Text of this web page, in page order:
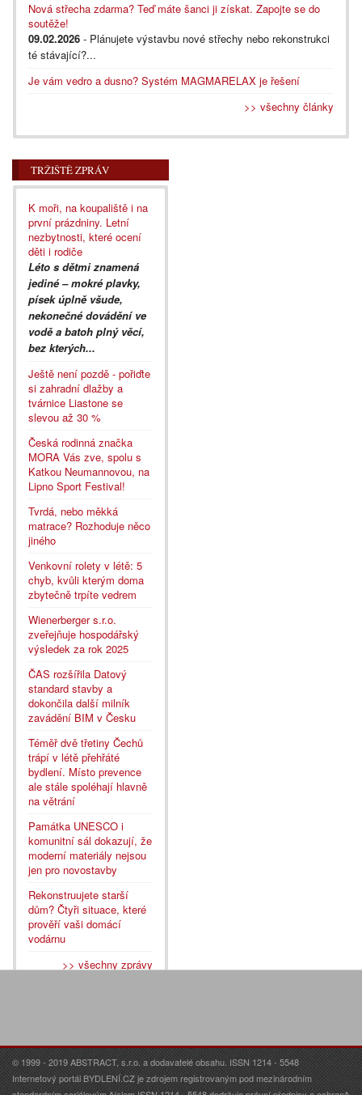
Nová střecha zdarma? Teď máte šanci ji získat. Zapojte se do
soutěže!
09.02.2026 - Plánujete výstavbu nové střechy nebo rekonstrukci
té stávající?...
Je vám vedro a dusno? Systém MAGMARELAX je řešení
>> všechny články
TRŽIŠTĚ ZPRÁV
K moři, na koupaliště i na
první prázdniny. Letní
nezbytnosti, které ocení
děti i rodiče
Léto s dětmi znamená
jediné – mokré plavky,
písek úplně všude,
nekonečné dovádění ve
vodě a batoh plný věcí,
bez kterých...
Ještě není pozdě - pořiďte
si zahradní dlažby a
tvárnice Liastone se
slevou až 30 %
Česká rodinná značka
MORA Vás zve, spolu s
Katkou Neumannovou, na
Lipno Sport Festival!
Tvrdá, nebo měkká
matrace? Rozhoduje něco
jiného
Venkovní rolety v létě: 5
chyb, kvůli kterým doma
zbytečně trpíte vedrem
Wienerberger s.r.o.
zveřejňuje hospodářský
výsledek za rok 2025
ČAS rozšířila Datový
standard stavby a
dokončila další milník
zavádění BIM v Česku
Téměř dvě třetiny Čechů
trápí v létě přehřáté
bydlení. Místo prevence
ale stále spoléhají hlavně
na větrání
Památka UNESCO i
komunitní sál dokazují, že
moderní materiály nejsou
jen pro novostavby
Rekonstruujete starší
dům? Čtyři situace, které
prověří vaši domácí
vodárnu
>> všechny zprávy
© 1999 - 2019 ABSTRACT, s.r.o. a dodavatelé obsahu. ISSN 1214 - 5548
Internetový portál BYDLENÍ.CZ je zdrojem registrovaným pod mezinárodním